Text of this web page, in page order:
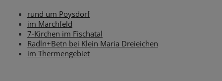
rund um Poysdorf
im Marchfeld
7-Kirchen im Fischatal
Radln+Betn bei Klein Maria Dreieichen
im Thermengebiet